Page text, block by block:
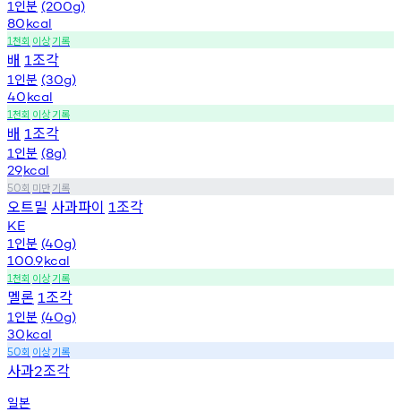
1 인분 (200g)
80kcal
1천회 이상기록
배 1조각
1 인분 (30g)
40kcal
1천회 이상기록
배 1조각
1 인분 (8g)
29kcal
50회 미만기록
오트밀 사과파이 1조각
KE
1 인분 (40g)
100.9kcal
1천회 이상기록
멜론 1조각
1 인분 (40g)
30kcal
50회 이상기록
사과2조각
일본